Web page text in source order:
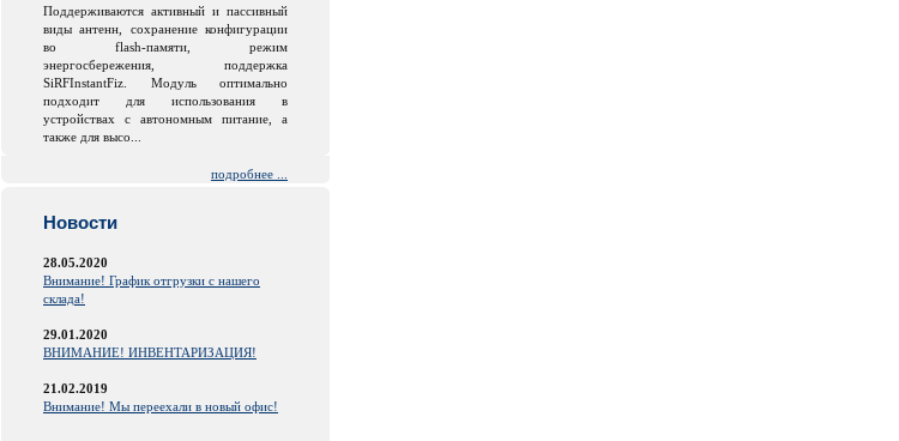
Поддерживаются активный и пассивный
виды антенн, сохранение конфигурации
во flash-памяти, режим
энергосбережения, поддержка
SiRFInstantFiz. Модуль оптимально
подходит для использования в
устройствах с автономным питание, а
также для высо...
подробнее ...
Новости
28.05.2020
Внимание! График отгрузки с нашего
склада!
29.01.2020
ВНИМАНИЕ! ИНВЕНТАРИЗАЦИЯ!
21.02.2019
Внимание! Мы переехали в новый офис!